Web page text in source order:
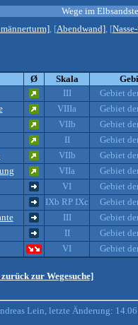
Wege im
, [Abendwand], [
Ø Skala
III Gebiet
VIIIa Gebiet
VIIb Gebiet
II Gebiet
VIIb Gebiet
VIIa Gebiet
VI Gebiet
IXb RP IXc Gebiet
III Gebiet
II Gebiet
VI Gebiet
zur Wegesuche]
Lein, letzte Änderung: